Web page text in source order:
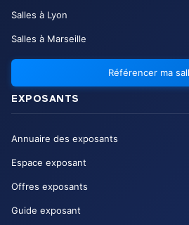
Salles à Lyon
Salles à Marseille
Référencer ma
EXPOSANTS
Annuaire des exposants
Espace exposant
Offres exposants
Guide exposant